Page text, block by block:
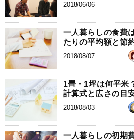
2018/06/06
一人暮らしの食費
たりの平均額と節
2018/08/07
1畳・1坪は何平米
計算式と広さの目
2018/08/03
一人暮らしの初期